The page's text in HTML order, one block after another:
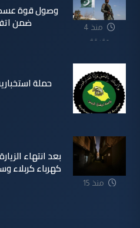
منذ 4
دقيقة
وصول قوة
ضمن
دقيقة
منذ 15
بعد انتهاء
كهرباء كربلاء